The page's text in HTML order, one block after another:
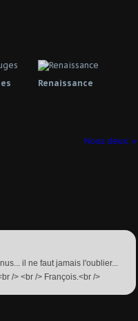
Renaissance
Nous deux
il ne faut jamais l'oublier...
/> <br /> François.<br />